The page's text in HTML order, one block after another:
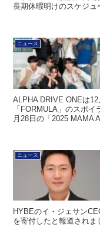
ALPHA DRIVE ONEは12
「FORMULA」のスポイ
月28日の「2025 MAMA
HYBEのイ・ジェサン
を寄付したと報道されま